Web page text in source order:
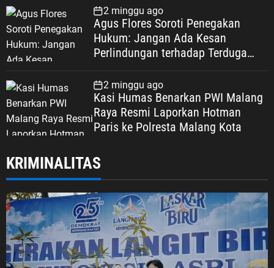
Keadilan Warga Depok
2 minggu ago
Agus Flores Soroti Penegakan
Hukum: Jangan Ada Kesan
Perlindungan terhadap Terduga
Dipertaruhkan
2 minggu ago
Kasi Humas Benarkan PWI Malang
Raya Resmi Laporkan Hotman
Paris ke Polresta Malang Kota
KRIMINALITAS